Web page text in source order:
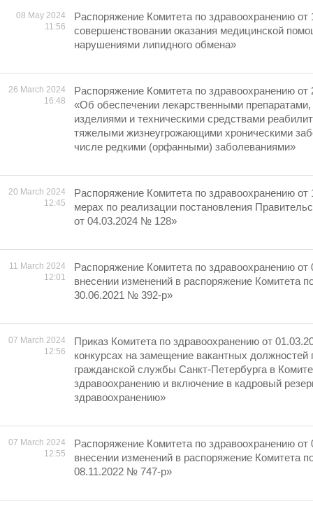
08 May 2024
11:56
Распоряжение Комитета по здравоохранению
совершенствовании оказания медицинской
нарушениями липидного обмена»
26 March 2024
16:48
Распоряжение Комитета по здравоохранению
«Об обеспечении лекарственными
изделиями и техническими средствами
тяжелыми жизнеугрожающими хроническими
числе редкими (орфанными) заболеваниями»
20 March 2024
12:45
Распоряжение Комитета по здравоохранению
мерах по реализации постановления
от 04.03.2024 № 128»
11 March 2024
12:01
Распоряжение Комитета по здравоохранению
внесении изменений в распоряжение Комитета
30.06.2021 № 392-р»
07 March 2024
12:56
Приказ Комитета по здравоохранению от
конкурсах на замещение вакантных должностей
гражданской службы Санкт-Петербурга в
здравоохранению и включение в кадровый
здравоохранению»
07 March 2024
12:55
Распоряжение Комитета по здравоохранению
внесении изменений в распоряжение Комитета
08.11.2022 № 747-р»